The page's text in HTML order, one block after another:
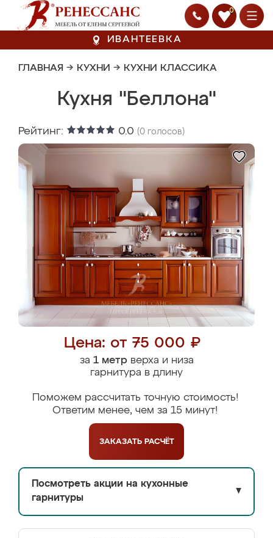
0
ИВАНТЕЕВКА
ГЛАВНАЯ → КУХНИ → КУХНИ КЛАССИКА
Кухня "Беллона"
Рейтинг: 0.0 (0 голосов)
Цена: от 75 000 ₽
за 1 метрверха и низа
гарнитура в длину
Поможем рассчитать точную стоимость!
Ответим менее, чем за 15 минут!
ЗАКАЗАТЬ РАСЧЁТ
Посмотреть акции на кухонные
гарнитуры
▼